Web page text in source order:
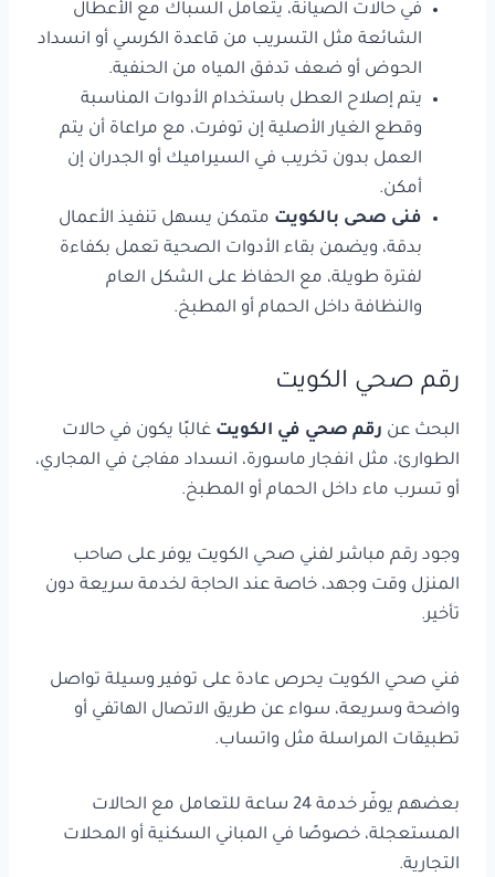
في حالات الصيانة، يتعامل السباك مع الأعطال
الشائعة مثل التسريب من قاعدة الكرسي أو انسداد
الحوض أو ضعف تدفق المياه من الحنفية.
يتم إصلاح العطل باستخدام الأدوات المناسبة
وقطع الغيار الأصلية إن توفرت، مع مراعاة أن يتم
العمل بدون تخريب في السيراميك أو الجدران إن
أمكن.
فنى صحى بالكويت متمكن يسهل تنفيذ الأعمال
بدقة، ويضمن بقاء الأدوات الصحية تعمل بكفاءة
لفترة طويلة، مع الحفاظ على الشكل العام
والنظافة داخل الحمام أو المطبخ.
رقم صحي الكويت
البحث عن رقم صحي في الكويت غالبًا يكون في حالات
الطوارئ، مثل انفجار ماسورة، انسداد مفاجئ في المجاري،
أو تسرب ماء داخل الحمام أو المطبخ.
وجود رقم مباشر لفني صحي الكويت يوفر على صاحب
المنزل وقت وجهد، خاصة عند الحاجة لخدمة سريعة دون
تأخير.
فني صحي الكويت يحرص عادة على توفير وسيلة تواصل
واضحة وسريعة، سواء عن طريق الاتصال الهاتفي أو
تطبيقات المراسلة مثل واتساب.
بعضهم يوفّر خدمة 24 ساعة للتعامل مع الحالات
المستعجلة، خصوصًا في المباني السكنية أو المحلات
التجارية.